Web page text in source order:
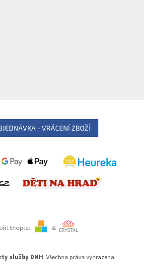
- VRÁCENÍ ZBOŽÍ
Shoptet &
služby DNH. Všechna práva vyhrazena.